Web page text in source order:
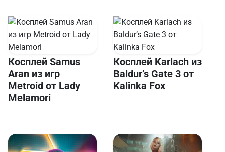
Косплей Samus
Aran из игр
Metroid от Lady
Melamori
Косплей Karlach из
Baldur’s Gate 3 от
Kalinka Fox